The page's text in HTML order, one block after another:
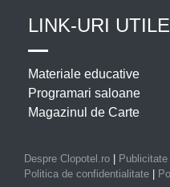
LINK-URI UTILE
Materiale educative
Programari saloane
Magazinul de Carte
Despre Clopotel.ro | Publicitate
Politica de confidentialitate |